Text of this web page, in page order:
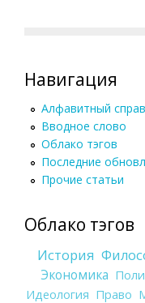
Навигация
Алфавитный
Вводное слово
Облако тэгов
Последние
Прочие статьи
Облако тэгов
История
Экономика
Идеология Право